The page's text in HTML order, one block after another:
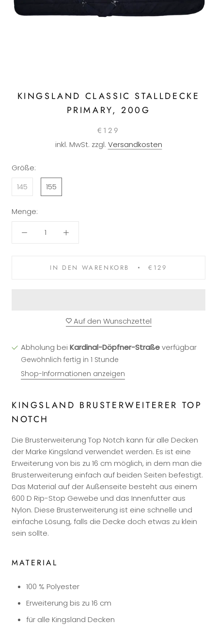
KINGSLAND CLASSIC STALLDECKE
PRIMARY, 200G
€129
inkl. MwSt. zzgl. Versandkosten
Größe:
145
155
Menge:
IN DEN WARENKORB €129
Auf den Wunschzettel
Abholung bei Kardinal-Döpfner-Straßeverfügbar
Gewöhnlich fertig in 1 Stunde
Shop-Informationen anzeigen
KINGSLAND BRUSTERWEITERER TOP
NOTCH
Die Brusterweiterung Top Notch kann für alle Decken
der Marke Kingsland verwendet werden. Es ist eine
Erweiterung von bis zu 16 cm möglich, in dem man die
Brusterweiterung einfach auf beiden Seiten befestigt.
Das Material auf der Außenseite besteht aus einem
600 D Rip-Stop Gewebe und das Innenfutter aus
Nylon. Diese Brusterweiterung ist eine schnelle und
einfache Lösung, falls die Decke doch etwas zu klein
sein sollte.
MATERIAL
100 % Polyester
Erweiterung bis zu 16 cm
für alle Kingsland Decken